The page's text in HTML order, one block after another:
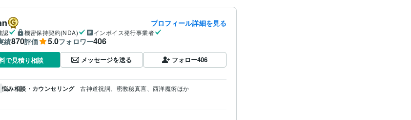
プロフィール詳細を見る
認 機密保持契約(NDA) インボイス発行事業者
績870評価 5.0フォロワー406
で見積り相談 メッセージを送る フォロー406
悩み相談・カウンセリング 古神道祝詞、密教秘真言、西洋魔術ほか